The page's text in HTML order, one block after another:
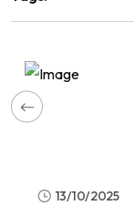
13/10/2025